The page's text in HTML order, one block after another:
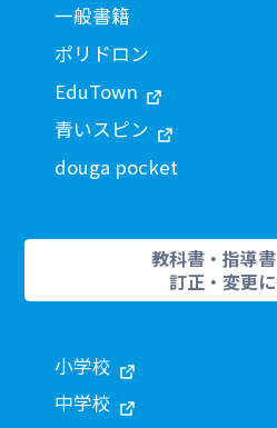
一般書籍
ポリドロン
EduTown
青いスピン
douga pocket
教科書・指導
訂正・変更
小学校
中学校